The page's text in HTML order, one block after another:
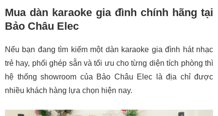
Mua dàn karaoke gia đình chính hãng tại
Bảo Châu Elec
Nếu bạn đang tìm kiếm một dàn karaoke gia đình hát nhạc
trẻ hay, phối ghép sẵn và tối ưu cho từng diện tích phòng thì
hệ thống showroom của Bảo Châu Elec là địa chỉ được
nhiều khách hàng lựa chọn hiện nay.